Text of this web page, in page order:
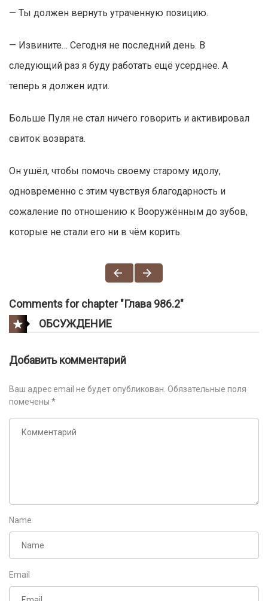
— Ты должен вернуть утраченную позицию.
— Извините… Сегодня не последний день. В
следующий раз я буду работать ещё усерднее. А
теперь я должен идти.
Больше Пуля не стал ничего говорить и активировал
свиток возврата.
Он ушёл, чтобы помочь своему старому идолу,
одновременно с этим чувствуя благодарность и
сожаление по отношению к Вооружённым до зубов,
которые не стали его ни в чём корить.
Comments for chapter "Глава 986.2"
ОБСУЖДЕНИЕ
Добавить комментарий
Ваш адрес email не будет опубликован. Обязательные поля
помечены *
Name
Email